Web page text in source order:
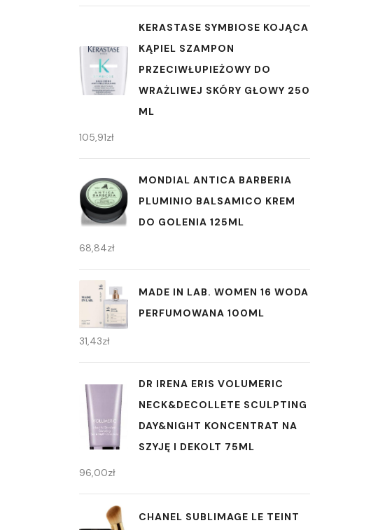
KERASTASE SYMBIOSE KOJĄCA
KĄPIEL SZAMPON
PRZECIWŁUPIEŻOWY DO
WRAŻLIWEJ SKÓRY GŁOWY 250
ML
105,91zł
MONDIAL ANTICA BARBERIA
PLUMINIO BALSAMICO KREM
DO GOLENIA 125ML
68,84zł
MADE IN LAB. WOMEN 16 WODA
PERFUMOWANA 100ML
31,43zł
DR IRENA ERIS VOLUMERIC
NECK&DECOLLETE SCULPTING
DAY&NIGHT KONCENTRAT NA
SZYJĘ I DEKOLT 75ML
96,00zł
CHANEL SUBLIMAGE LE TEINT